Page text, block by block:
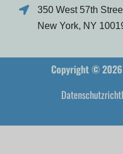
350 West 57th
New York, NY
Copyright © 2026